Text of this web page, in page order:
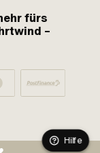
fürs
–
Hilfe